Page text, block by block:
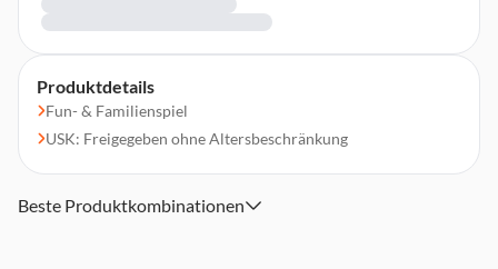
Produktdetails
Fun- & Familienspiel
USK: Freigegeben ohne Altersbeschränkung
Beste Produktkombinationen